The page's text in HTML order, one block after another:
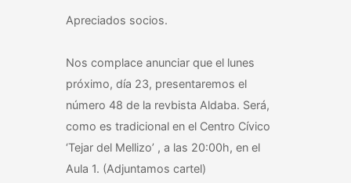
Apreciados socios.
Nos complace anunciar que el lunes
próximo, día 23, presentaremos el
número 48 de la revbista Aldaba. Será,
como es tradicional en el Centro Cívico
‘Tejar del Mellizo’ , a las 20:00h, en el
Aula 1. (Adjuntamos cartel)